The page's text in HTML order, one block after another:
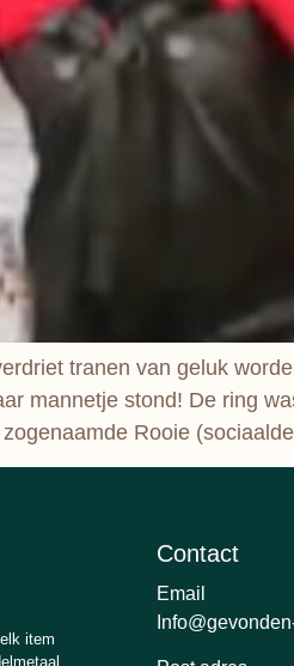
tranen van geluk
mannetje stond! De ring
Rooie
item
Contact
Email